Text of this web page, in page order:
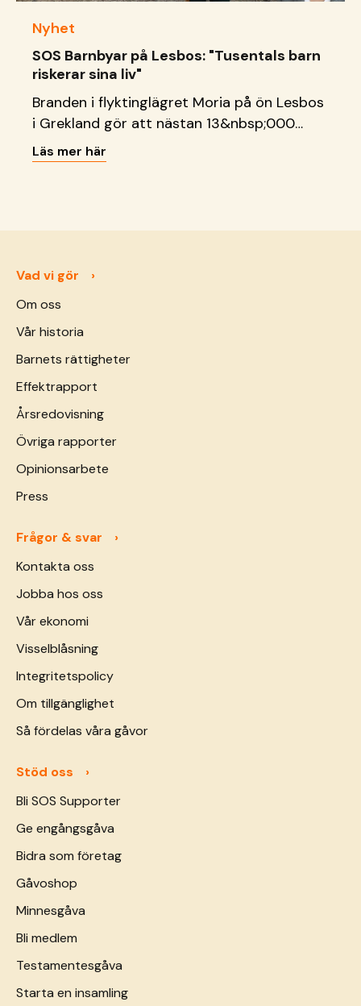
Nyhet
SOS Barnbyar på Lesbos: "Tusentals barn
riskerar sina liv"
Branden i flyktinglägret Moria på ön Lesbos
i Grekland gör att nästan 13&nbsp;000
flyktingar inte längre har tak över huvudet.
SOS Barnbyar är en av få
flyktingläger som Moria hanteras. –&nbsp;I
barnbyar.se/grekland-forstarkta-insatser-
for-barn-pa-flykt/">Continued</a>
Läs mer här
Vad vi gör
Om oss
Vår historia
Barnets rättigheter
Effektrapport
Årsredovisning
Övriga rapporter
Opinionsarbete
Press
Frågor & svar
Kontakta oss
Jobba hos oss
Vår ekonomi
Visselblåsning
Integritetspolicy
Om tillgänglighet
Så fördelas våra gåvor
Stöd oss
Bli SOS Supporter
Ge engångsgåva
Bidra som företag
Gåvoshop
Minnesgåva
Bli medlem
Testamentesgåva
Starta en insamling